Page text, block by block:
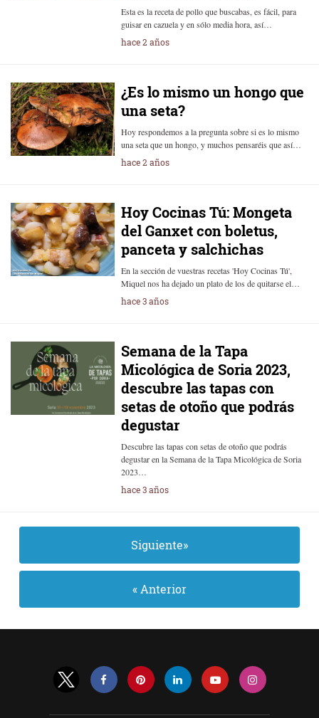
Esta es la receta de pollo que buscabas, es fácil, para
guisar en cazuela y en sólo media hora, así…
hace 2 años
¿Es lo mismo un hongo que
una seta?
Hoy respondemos a la pregunta sobre si es lo mismo
una seta que un hongo, y muchos pensaréis que así…
hace 2 años
Hoy Cocinas Tú: Mongeta
del Ganxet con boletus,
panceta y salchichas
En la sección de vuestras recetas 'Hoy Cocinas Tú',
Miquel nos ha dejado un plato de los de quitarse el…
hace 3 años
Semana de la Tapa
Micológica de Soria 2023,
descubre las tapas con
setas de otoño que podrás
degustar
Descubre las tapas con setas de otoño que podrás
degustar en la Semana de la Tapa Micológica de Soria
2023…
hace 3 años
Siguiente»
« Anterior